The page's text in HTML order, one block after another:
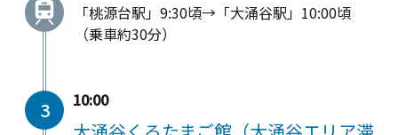
「桃源台駅」9:30頃→「大涌谷駅」10:00頃
（乗車約30分）
3 10:00